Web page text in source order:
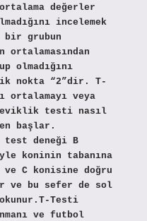
değerler
incelemek
grubun
ortalamasından
olmadığını
nokta “2”dir. T-
veya
testi nasıl
başlar.
test deneği B
koninin tabanına
ve C konisine doğru
ve bu sefer de sol
Testi
ve futbol